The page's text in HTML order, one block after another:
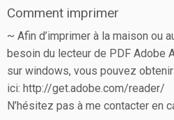
Comment imprimer
~ Afin d’imprimer à la maison ou
besoin du lecteur de PDF Adobe
sur windows, vous pouvez obtenir
ici: http://get.adobe.com/reader/
N’hésitez pas à me contacter en